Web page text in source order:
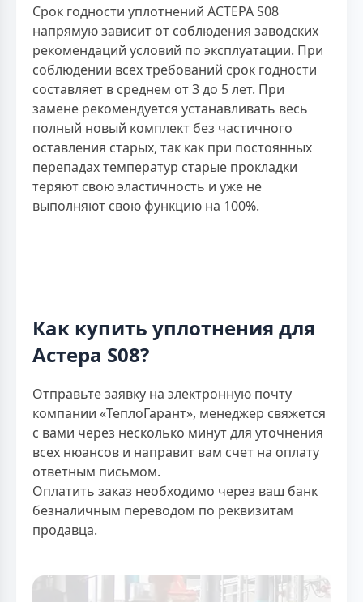
Срок годности уплотнений АСТЕРА S08
напрямую зависит от соблюдения заводских
рекомендаций условий по эксплуатации. При
соблюдении всех требований срок годности
составляет в среднем от 3 до 5 лет. При
замене рекомендуется устанавливать весь
полный новый комплект без частичного
оставления старых, так как при постоянных
перепадах температур старые прокладки
теряют свою эластичность и уже не
выполняют свою функцию на 100%.
Как купить уплотнения для
Астера S08?
Отправьте заявку на электронную почту
компании «ТеплоГарант», менеджер свяжется
с вами через несколько минут для уточнения
всех нюансов и направит вам счет на оплату
ответным письмом.
Оплатить заказ необходимо через ваш банк
безналичным переводом по реквизитам
продавца.